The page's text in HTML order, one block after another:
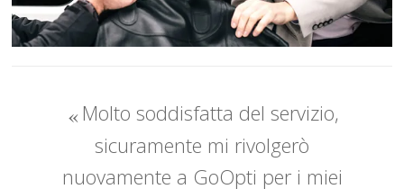
Molto soddisfatta del servizio,
sicuramente mi rivolgerò
nuovamente a GoOpti per i miei